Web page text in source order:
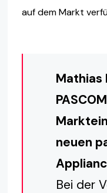
auf dem Markt
Mathias
neuen
Bei der